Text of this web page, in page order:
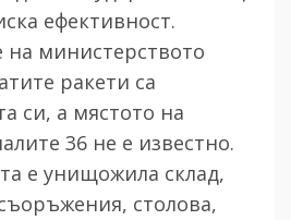
ефективност.
министерството
ракети са
си, а мястото на
36 не е известно.
е унищожила склад,
столова,